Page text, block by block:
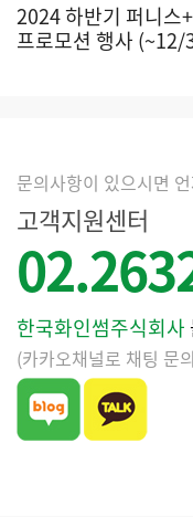
2024 하반기 퍼니스
프로모션 행사 (~12/
문의사항이 있으시면
고객지원센터
한국화인썸주식회사
(카카오채널로 채팅 문